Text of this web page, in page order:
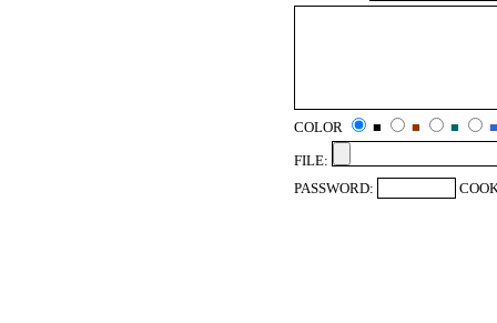
COLOR ■ ■ ■
■
FILE:
PASSWORD: